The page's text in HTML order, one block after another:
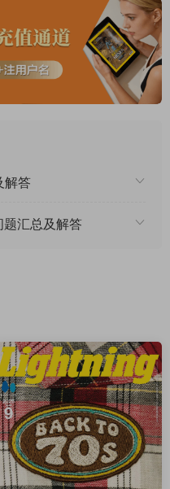
解答
题汇总及解答